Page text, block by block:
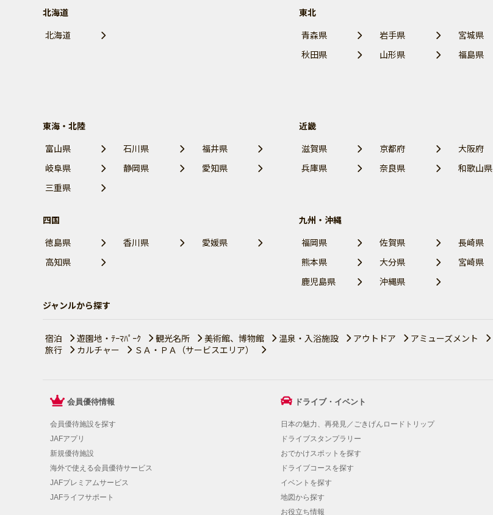
北海道
北海道
東北
青森県
岩手県
宮城県
秋田県
山形県 福島県
東海・北陸
富山県
石川県
福井県
岐阜県
静岡県
愛知県
三重県
近畿
滋賀県
京都府
大阪府
兵庫県
奈良県 和歌山県
四国
徳島県
香川県
愛媛県
高知県
九州・沖縄
福岡県
佐賀県
長崎県
熊本県
大分県
宮崎県
鹿児島県
沖縄県
ジャンルから探す
宿泊 遊園地・ﾃｰﾏﾊﾟｰｸ 観光名所 美術館、博物館 温泉・入浴施設 アウトドア アミューズメント
旅行
カルチャー ＳＡ・ＰＡ（サービスエリア）
会員優待情報
会員優待施設を探す
JAFアプリ
新規優待施設
海外で使える会員優待サービス
JAFプレミアムサービス
JAFライフサポート
ドライブ・イベント
日本の魅力、再発見／ごきげんロードトリップ
ドライブスタンプラリー
おでかけスポットを探す
ドライブコースを探す
イベントを探す
地図から探す
お役立ち情報